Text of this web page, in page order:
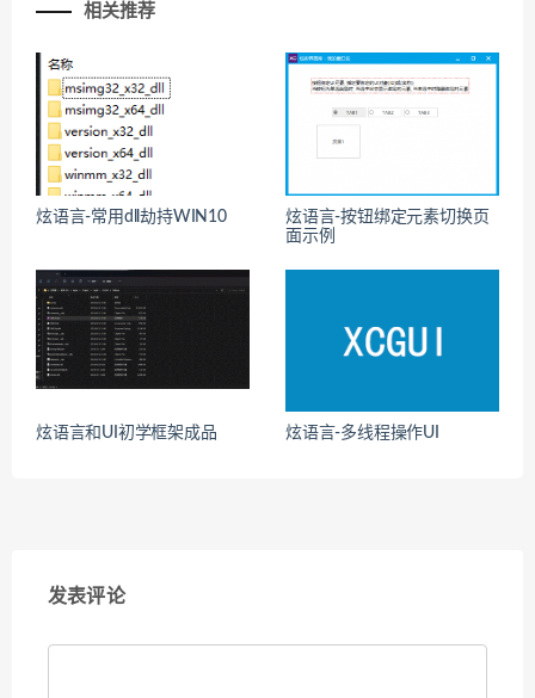
相关推荐
炫语言-常用dll劫持WIN10
炫语言-按钮绑定元素切换页
面示例
炫语言和UI初学框架成品 炫语言-多线程操作UI
发表评论